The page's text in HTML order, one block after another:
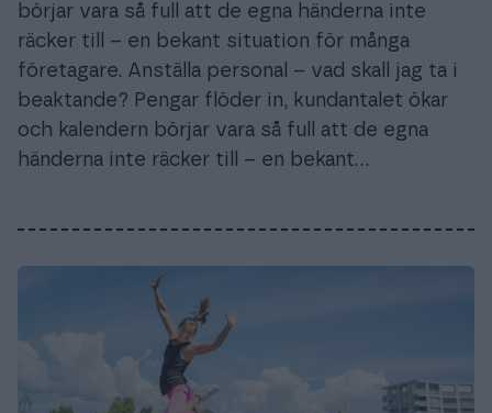
börjar vara så full att de egna händerna inte
räcker till – en bekant situation för många
företagare. Anställa personal – vad skall jag ta i
beaktande? Pengar flöder in, kundantalet ökar
och kalendern börjar vara så full att de egna
händerna inte räcker till – en bekant…